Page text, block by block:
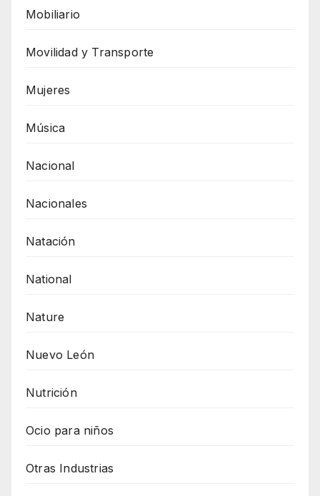
Mobiliario
Movilidad y Transporte
Mujeres
Música
Nacional
Nacionales
Natación
National
Nature
Nuevo León
Nutrición
Ocio para niños
Otras Industrias